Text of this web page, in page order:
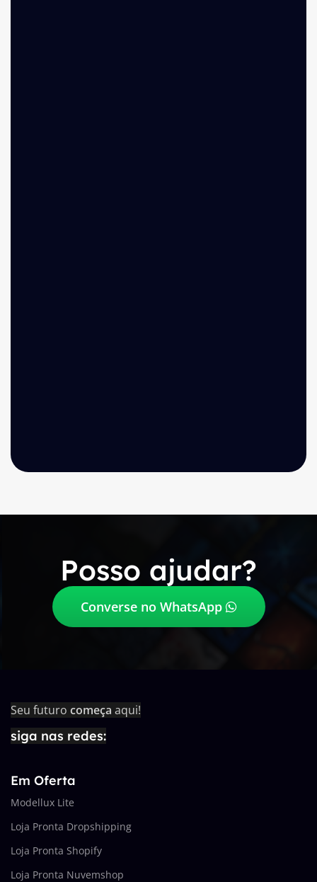
Posso ajudar?
Converse no WhatsApp
Seu futuro começa aqui!
siga nas redes:
Em Oferta
Modellux Lite
Loja Pronta Dropshipping
Loja Pronta Shopify
Loja Pronta Nuvemshop